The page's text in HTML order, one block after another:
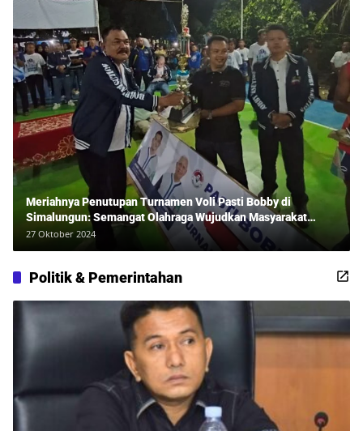
Meriahnya Penutupan Turnamen Voli Pasti Bobby di
Simalungun: Semangat Olahraga Wujudkan Masyarakat
Sehat Bersama Erwan Rozadi dan Ribuan Penonton!
27 Oktober 2024
Politik & Pemerintahan